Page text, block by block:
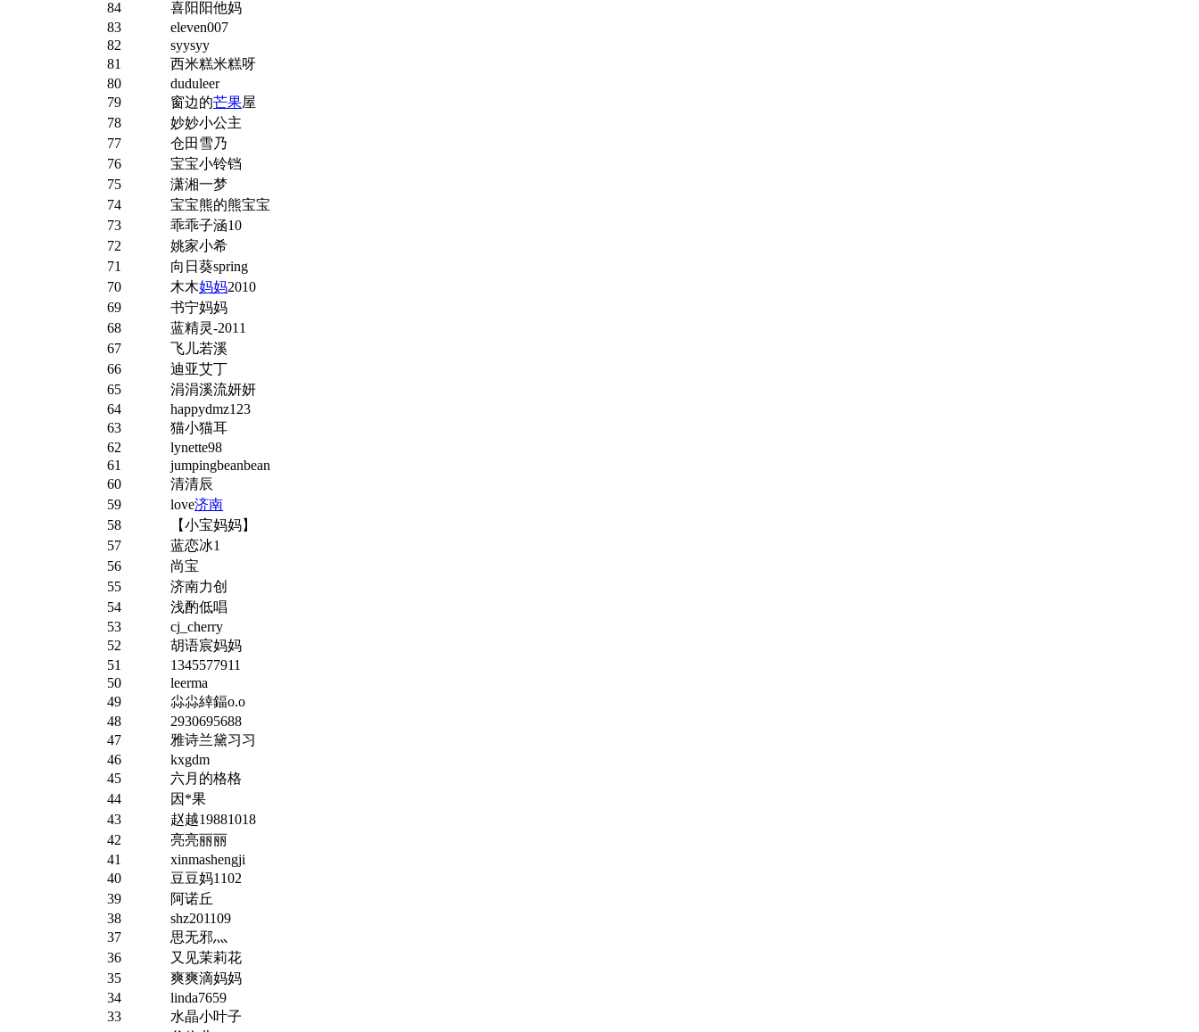
84
喜阳阳他妈
83
eleven007
82
syysyy
81
西米糕米糕呀
80
duduleer
79
窗边的芒果屋
78
妙妙小公主
77
仓田雪乃
76
宝宝小铃铛
75
潇湘一梦
74
宝宝熊的熊宝宝
73
乖乖子涵10
72
姚家小希
71
向日葵spring
70
木木妈妈2010
69
书宁妈妈
68
蓝精灵-2011
67
飞儿若溪
66
迪亚艾丁
65
涓涓溪流妍妍
64
happydmz123
63
猫小猫耳
62
lynette98
61
jumpingbeanbean
60
清清辰
59
love济南
58
【小宝妈妈】
57
蓝恋冰1
56
尚宝
55
济南力创
54
浅酌低唱
53
cj_cherry
52
胡语宸妈妈
51
1345577911
50
leerma
49
尛尛緈鍢o.o
48
2930695688
47
雅诗兰黛习习
46
kxgdm
45
六月的格格
44
因*果
43
赵越19881018
42
亮亮丽丽
41
xinmashengji
40
豆豆妈1102
39
阿诺丘
38
shz201109
37
思无邪灬
36
又见茉莉花
35
爽爽滴妈妈
34
linda7659
33
水晶小叶子